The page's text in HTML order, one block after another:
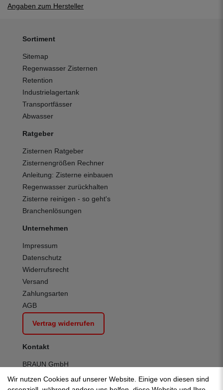
Angaben zum Hersteller
Sortiment
Sitemap
Regenwasser Zisternen
Retention
Industrielagertank
Transportfässer
Abwasser
Ratgeber
Zisternen Ratgeber
Zisternengrößen Rechner
Anleitung: Zisterne einbauen
Regenwasser zurückhalten
Zisterne reinigen - so geht's
Branchenlösungen
Unternehmen
Impressum
Datenschutz
Widerrufsrecht
Versand
Zahlungsarten
AGB
Vertrag widerrufen
Kontakt
BRAUN GmbH
Wir nutzen Cookies auf unserer Website. Einige von diesen sind